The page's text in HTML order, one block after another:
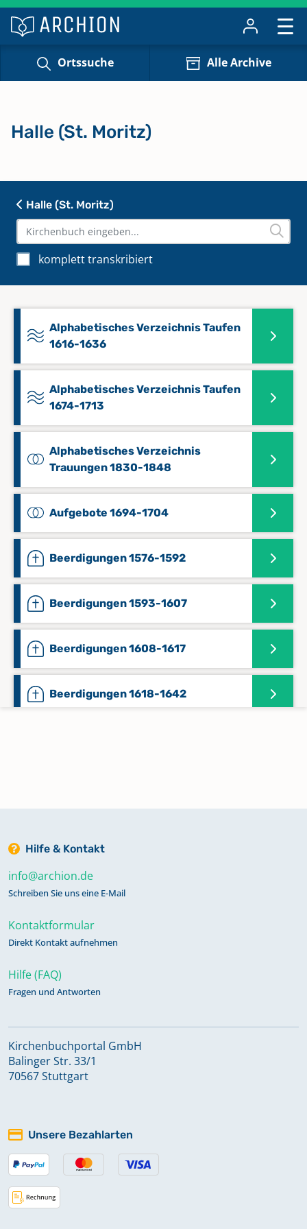
Ortssuche Alle Archive
Halle (St. Moritz)
komplett transkribiert
Alphabetisches Verzeichnis Taufen
1616-1636
Alphabetisches Verzeichnis Taufen
1674-1713
Alphabetisches Verzeichnis
Trauungen 1830-1848
Aufgebote 1694-1704
Beerdigungen 1576-1592
Beerdigungen 1593-1607
Beerdigungen 1608-1617
Beerdigungen 1618-1642
Beerdigungen 1753-1800
Beerdigungen 1801-1854
Beerdigungen 1850-1869
Beerdigungen 1869-1874
Kommunikanten 1706-1722
Halle (St. Moritz)
Hilfe & Kontakt
info@archion.de
Schreiben Sie uns eine E-Mail
Kontaktformular
Direkt Kontakt aufnehmen
Hilfe (FAQ)
Fragen und Antworten
Kirchenbuchportal GmbH
Balinger Str. 33/1
70567 Stuttgart
Unsere Bezahlarten